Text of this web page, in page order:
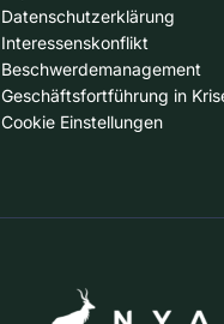
Datenschutzerklärung
Interessenskonflikt
Beschwerdemanagement
Geschäftsfortführung in
Cookie Einstellungen